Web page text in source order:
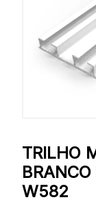
TRILHO
W582